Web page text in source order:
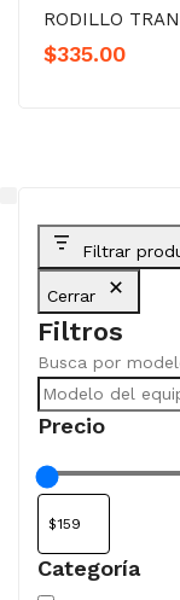
RODILLO
$335.00
Filtrar
Cerrar
Filtros
Busca por
Precio
Categoría